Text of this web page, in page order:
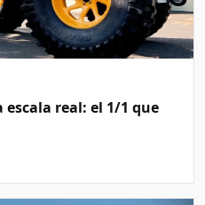
escala real: el 1/1 que